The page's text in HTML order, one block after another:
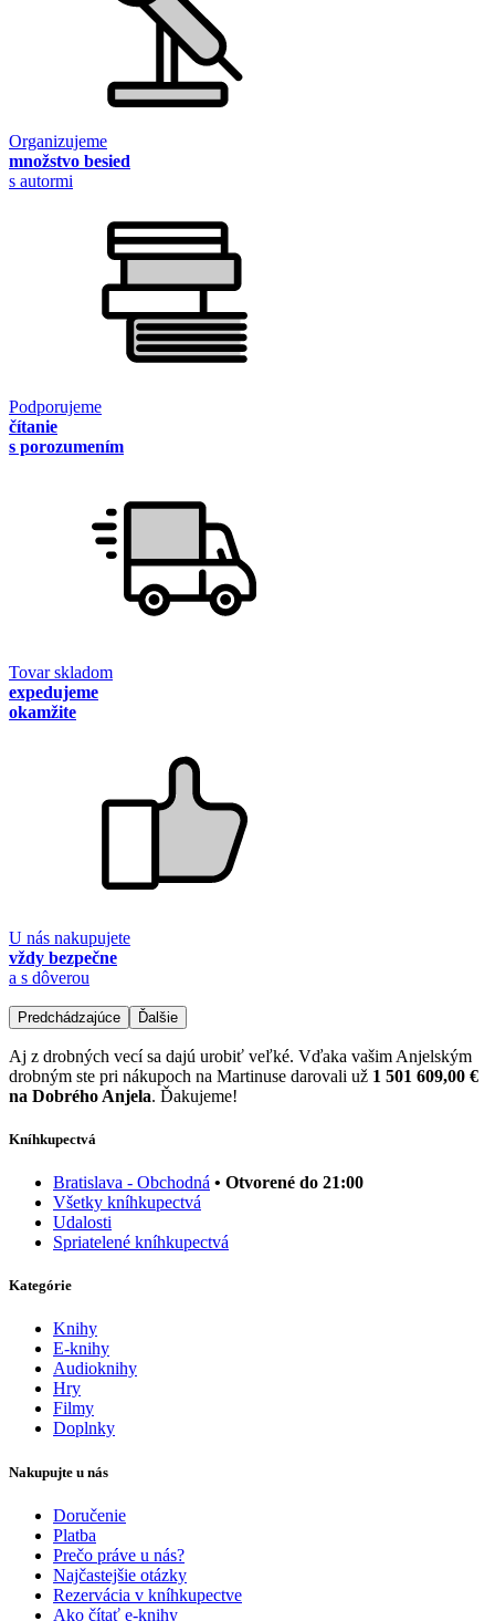
Organizujeme
množstvo besied
s autormi
Podporujeme
čítanie
s porozumením
Tovar skladom
expedujeme
okamžite
U nás nakupujete
vždy bezpečne
a s dôverou
Predchádzajúce Ďalšie
Aj z drobných vecí sa dajú urobiť veľké. Vďaka vašim Anjelským
drobným ste pri nákupoch na Martinuse darovali už 1 501 609,00 €
na Dobrého Anjela. Ďakujeme!
Kníhkupectvá
Bratislava - Obchodná • Otvorené do 21:00
Všetky kníhkupectvá
Udalosti
Spriatelené kníhkupectvá
Kategórie
Knihy
E-knihy
Audioknihy
Hry
Filmy
Doplnky
Nakupujte u nás
Doručenie
Platba
Prečo práve u nás?
Najčastejšie otázky
Rezervácia v kníhkupectve
Ako čítať e-knihy